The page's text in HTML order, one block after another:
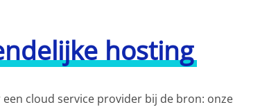
hosting
cloud service provider bij de bron: onze